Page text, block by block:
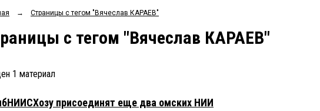
→ Страницы c тегом "Вячеслав КАРАЕВ"
c тегом "Вячеслав КАРАЕВ"
1 материал
присоединят еще два омских НИИ